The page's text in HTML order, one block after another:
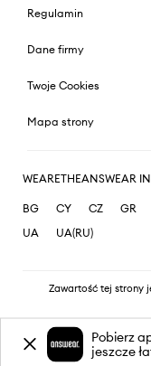
Regulamin
Dane firmy
Twoje Cookies
Mapa strony
WEARETHEANSWEAR
BG CY CZ GR
UA
UA(RU)
Zawartość tej strony
Pobierz
jeszcze